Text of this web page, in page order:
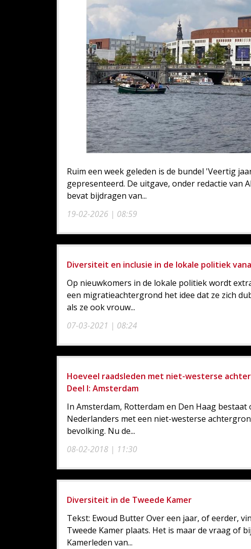
19-02-2026 | 08:59
Ruim een week geleden is de bundel 'Veertig
gepresenteerd. De uitgave, onder redactie van
bevat bijdragen van...
Diversiteit en inclusie in de lokale politiek
07-03-2021 | 08:24
Op nieuwkomers in de lokale politiek wordt
een migratieachtergrond het idee dat ze zich
als ze ook vrouw...
Hoeveel raadsleden met niet-westerse
Deel I: Amsterdam
08-02-2018 | 11:30
In Amsterdam, Rotterdam en Den Haag
Nederlanders met een niet-westerse
bevolking. Nu de...
Diversiteit in de Tweede Kamer
Tekst: Ewoud Butter Over een jaar, of eerder,
Tweede Kamer plaats. Het is maar de vraag of
Kamerleden van...